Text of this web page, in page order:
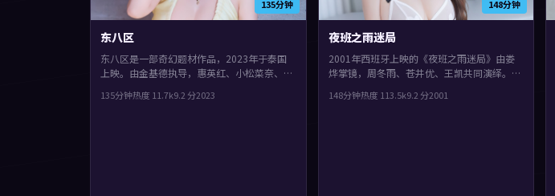
135分钟
东八区
东八区是一部奇幻题材作品，2023年于泰国
上映。由金基德执导，惠英红、小松菜奈、梁
感，整体完成度较高，适合喜欢细腻叙事与人
135分钟热度 11.7k9.2 分2023
148分钟
夜班之雨迷局
2001年西班牙上映的《夜班之雨迷局》由娄
烨掌镜，周冬雨、苍井优、王凯共同演绎。类
一起，观感紧凑，值得推荐。
148分钟热度 113.5k9.2 分2001